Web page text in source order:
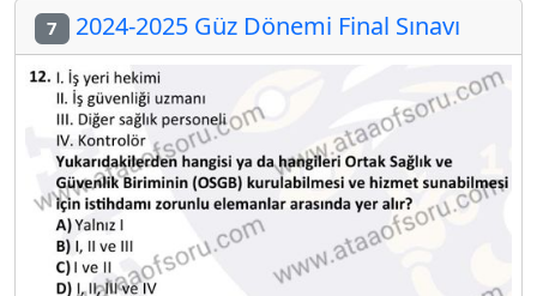
7 2024-2025 Güz Dönemi Final Sınavı